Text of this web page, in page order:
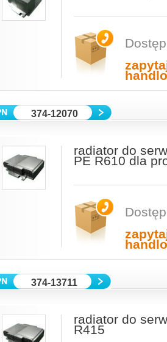
374-12070
radiator do
PE R610 dla
374-13711
radiator do
R415